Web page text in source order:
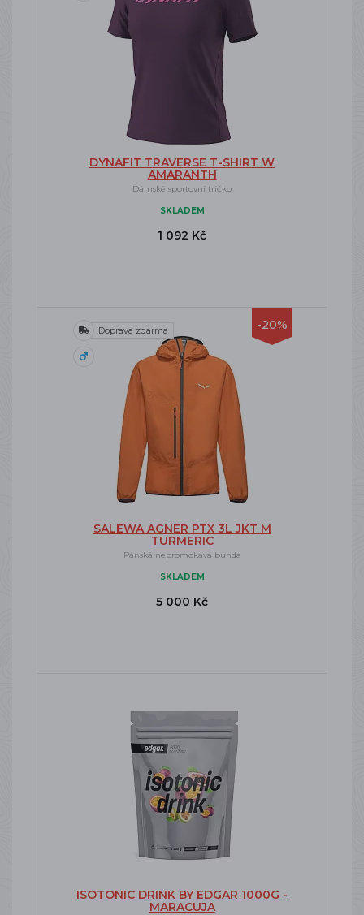
DYNAFIT TRAVERSE T-SHIRT W
AMARANTH
Dámské sportovní tričko
SKLADEM
1 092 Kč
-20%
Doprava zdarma
SALEWA AGNER PTX 3L JKT M
TURMERIC
Pánská nepromokavá bunda
SKLADEM
5 000 Kč
ISOTONIC DRINK BY EDGAR 1000G -
MARACUJA